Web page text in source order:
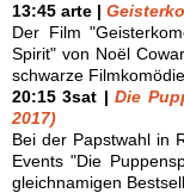
13:45 arte |
Der Film
Spirit" von Noël
schwarze
20:15 3sat |Die
2017)
Bei der Papstwahl in
Events "Die
gleichnamigen